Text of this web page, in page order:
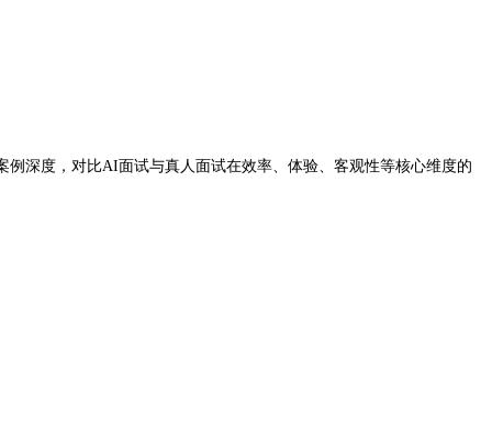
深度，对比AI面试与真人面试在效率、体验、客观性等核心维度的